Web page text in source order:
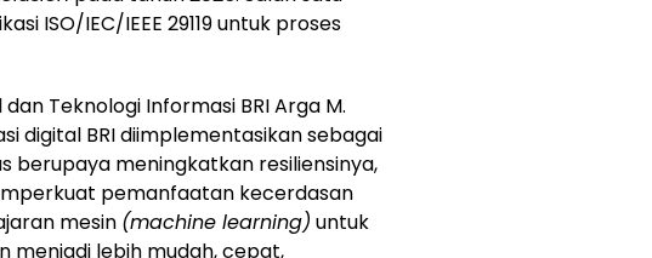
ISO/IEC/IEEE 29119 untuk proses
Teknologi Informasi BRI Arga M.
digital BRI diimplementasikan sebagai
berupaya meningkatkan resiliensinya,
pemanfaatan kecerdasan
mesin (machine learning) untuk
menjadi lebih mudah, cepat,